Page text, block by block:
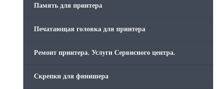
Память для принтера
Печатающая головка для принтера
Ремонт принтера. Услуги Сервисного центра.
Скрепки для финишера